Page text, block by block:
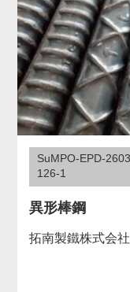
SuMPO-EPD-
126-1
異形棒鋼
拓南製鐵株式会社